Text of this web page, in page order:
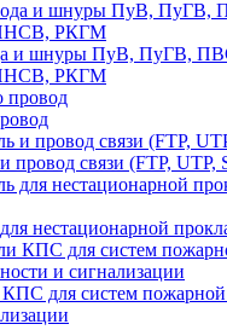
и шнуры ПуВ, ПуГВ,
РКГМ
провод связи (FTP, UTP,
нестационарной
для систем пожарной